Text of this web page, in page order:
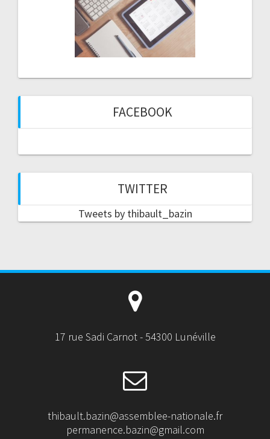
FACEBOOK
TWITTER
Tweets by thibault_bazin
17 rue Sadi Carnot - 54300 Lunéville
thibault.bazin@assemblee-nationale.fr
permanence.bazin@gmail.com